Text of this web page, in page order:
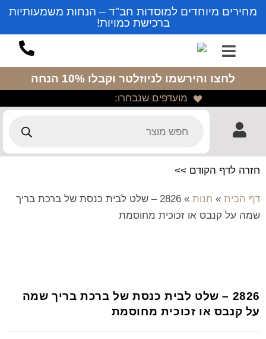
מחירים מיוחדים למוסדות חב"ד – הנחות משמעותיות
ברכישת כמויות!
לחצו והירשמו לניוזלטר וקבלו 10% הנחה
מועדפים שנבחרו:
חזרה לדף הקודם >>
דף הבית » חנות »
2826 – שלט לבית כנסת של ברכת בריך
שמה על קנבס או זכוכית מחוסמת
2826 – שלט לבית כנסת של ברכת בריך שמה
על קנבס או זכוכית מחוסמת